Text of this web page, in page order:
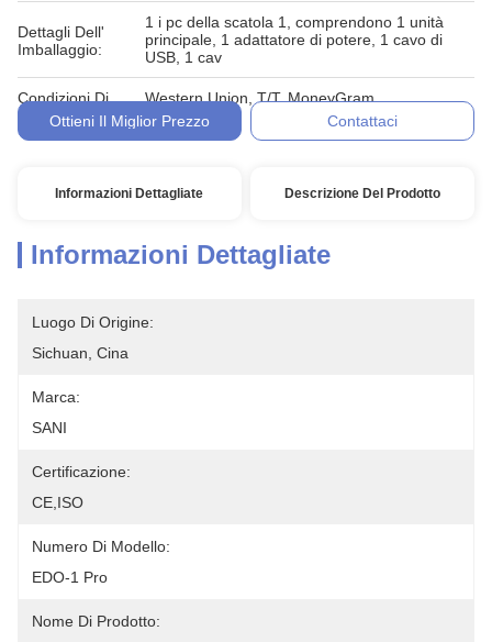
Dettagli Dell'
Imballaggio:
1 i pc della scatola 1, comprendono 1 unità
principale, 1 adattatore di potere, 1 cavo di
USB, 1 cav
Condizioni Di
Pagamento:
Western Union, T/T, MoneyGram
Ottieni Il Miglior Prezzo
Contattaci
Informazioni Dettagliate Descrizione Del Prodotto
Informazioni Dettagliate
Luogo Di Origine:
Sichuan, Cina
Marca:
SANI
Certificazione:
CE,ISO
Numero Di Modello:
EDO-1 Pro
Nome Di Prodotto: